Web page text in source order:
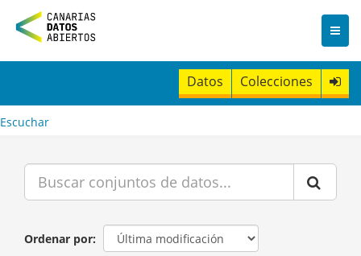
n
t
Datos Colecciones
Escuchar
Ordenar por